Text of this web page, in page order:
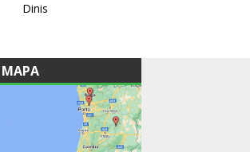
Dinis
MAPA